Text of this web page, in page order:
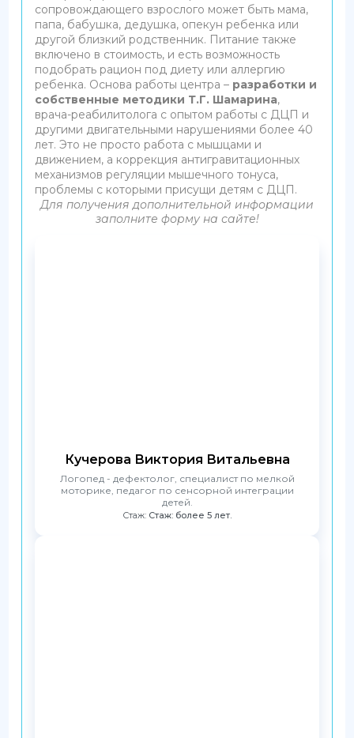
сопровождающего взрослого может быть мама,
папа, бабушка, дедушка, опекун ребенка или
другой близкий родственник. Питание также
включено в стоимость, и есть возможность
подобрать рацион под диету или аллергию
ребенка. Основа работы центра – разработки и
собственные методики Т.Г. Шамарина,
врача-реабилитолога с опытом работы с ДЦП и
другими двигательными нарушениями более 40
лет. Это не просто работа с мышцами и
движением, а коррекция антигравитационных
механизмов регуляции мышечного тонуса,
проблемы с которыми присущи детям с ДЦП.
Для получения дополнительной информации
заполните форму на сайте!
Кучерова Виктория Витальевна
Логопед - дефектолог, специалист по мелкой
моторике, педагог по сенсорной интеграции
детей.
Стаж: Стаж: более 5 лет.